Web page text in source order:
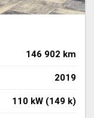
146 902 km
2019
110 kW (149 k)